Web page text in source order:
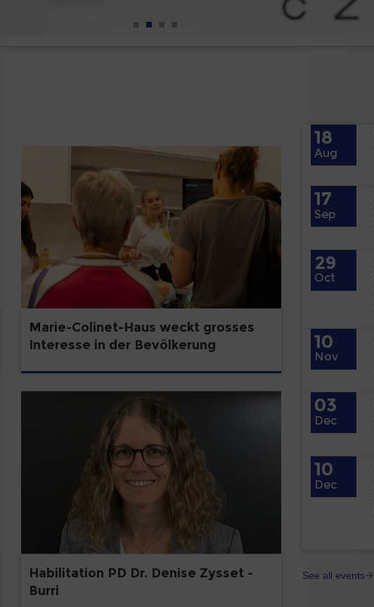
Marie-Colinet-Haus weckt grosses
Interesse in der Bevölkerung
Habilitation PD Dr. Denise Zysset -
Burri
18
Aug
17
Sep
29
Oct
10
Nov
03
Dec
10
Dec
See all events